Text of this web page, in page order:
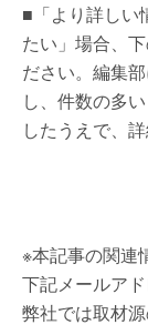
■「より詳しい
たい」場合、
ださい。編集
し、件数の多
したうえで、
※本記事の関連
下記メールア
弊社では取材